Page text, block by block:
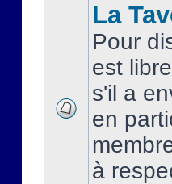
La
Pour
est
s'il a
en
à